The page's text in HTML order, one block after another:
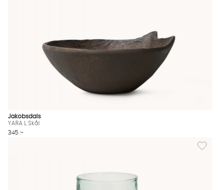
Jakobsdals
YARA L Skål
345 :-
Lägg